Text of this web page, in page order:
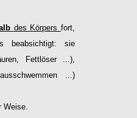
des Körpersfort,
beabsichtigt: sie
Fettlöser ...),
...)
Weise.